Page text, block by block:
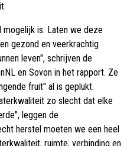
is. Laten we deze
gezond en veerkrachtig
leven", schrijven de
en Sovon in het rapport. Ze
fruit" al is geplukt.
zo slecht dat elke
leggen de
herstel moeten we een heel
ruimte, verbinding en